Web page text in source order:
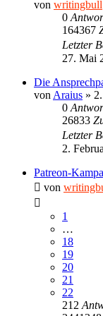
von writingbull
0
164367
Letzter
27. Mai
Die
von Araius »
0
26833
Letzter
2.
Patreon-
von
1
…
18
19
20
21
22
212